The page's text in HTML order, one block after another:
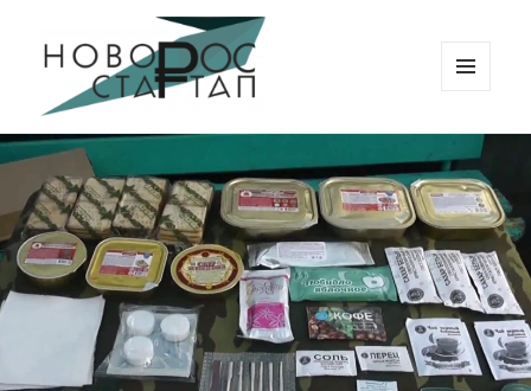
Новорос Стартап
ВИДЖЕТЫ